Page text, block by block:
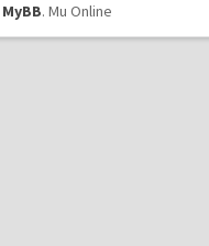
MyBB. Mu Online